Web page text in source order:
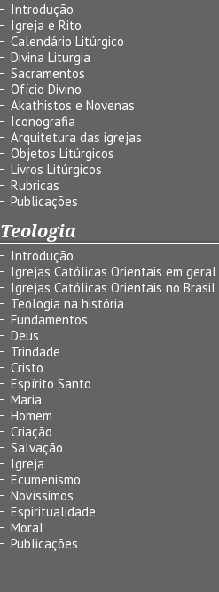
Introdução
Igreja e Rito
Calendário Litúrgico
Divina Liturgia
Sacramentos
Ofício Divino
Akathistos e Novenas
Iconografia
Arquitetura das igrejas
Objetos Litúrgicos
Livros Litúrgicos
Rubricas
Publicações
Teologia
Introdução
Igrejas Católicas Orientais em geral
Igrejas Católicas Orientais no Brasil
Teologia na história
Fundamentos
Deus
Trindade
Cristo
Espírito Santo
Maria
Homem
Criação
Salvação
Igreja
Ecumenismo
Novíssimos
Espiritualidade
Moral
Publicações